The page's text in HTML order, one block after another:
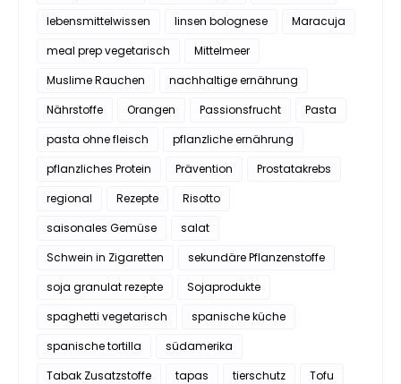
lebensmittelwissen
linsen bolognese
Maracuja
meal prep vegetarisch
Mittelmeer
Muslime Rauchen
nachhaltige ernährung
Nährstoffe
Orangen Passionsfrucht
Pasta
pasta ohne fleisch
pflanzliche ernährung
pflanzliches Protein
Prävention
Prostatakrebs
regional
Rezepte
Risotto
saisonales Gemüse
salat
Schwein in Zigaretten
sekundäre Pflanzenstoffe
soja granulat rezepte
Sojaprodukte
spaghetti vegetarisch
spanische küche
spanische tortilla
südamerika
Tabak Zusatzstoffe
tapas tierschutz
Tofu